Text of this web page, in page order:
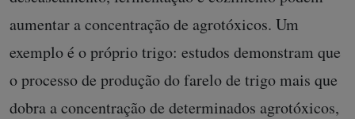
aumentar a concentração de agrotóxicos. Um
exemplo é o próprio trigo: estudos demonstram que
o processo de produção do farelo de trigo mais que
dobra a concentração de determinados agrotóxicos,